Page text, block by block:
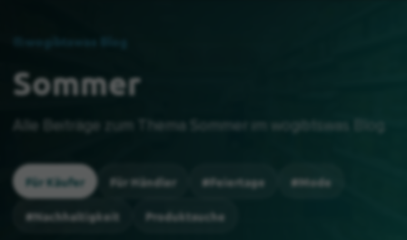
Τρέχουσα τοποθεσία
wogibtswas Blog
Sommer
Alle Beiträge zum Thema Sommer im wogibtswas Blog.
Für Käufer Für Händler #Feiertage #Mode
#Nachhaltigkeit Produktsuche